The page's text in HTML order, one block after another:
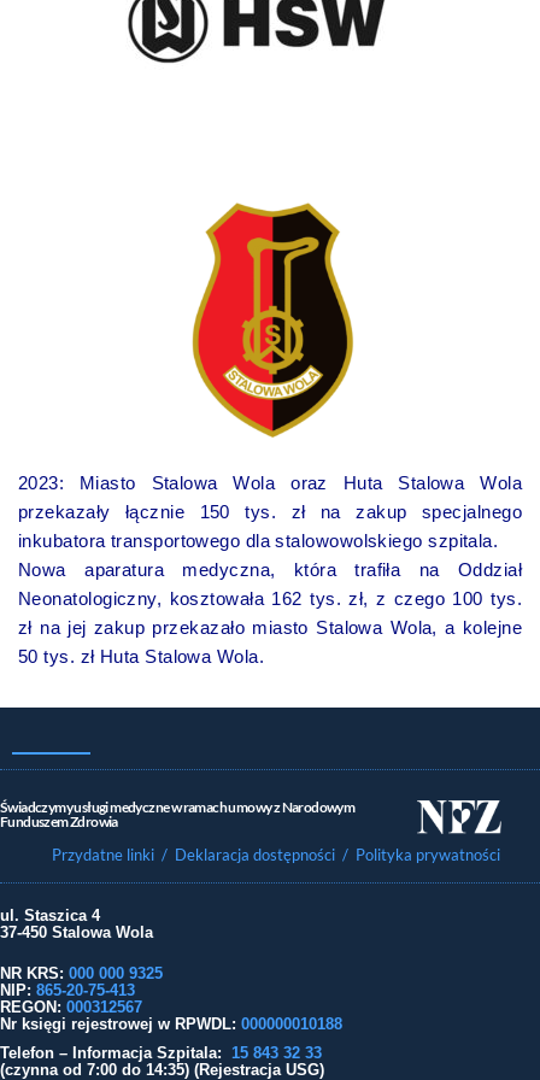
2023: Miasto Stalowa Wola oraz Huta Stalowa Wola
przekazały łącznie 150 tys. zł na zakup specjalnego
inkubatora transportowego dla stalowowolskiego szpitala.
Nowa aparatura medyczna, która trafiła na Oddział
Neonatologiczny, kosztowała 162 tys. zł, z czego 100 tys.
zł na jej zakup przekazało miasto Stalowa Wola, a kolejne
50 tys. zł Huta Stalowa Wola.
Świadczymy usługi medyczne w ramach umowy z Narodowym
Funduszem Zdrowia
Przydatne linki / Deklaracja dostępności / Polityka prywatności
ul. Staszica 4
37-450 Stalowa Wola
NR KRS: 000 000 9325
NIP: 865-20-75-413
REGON: 000312567
Nr księgi rejestrowej w RPWDL: 000000010188
Telefon – Informacja Szpitala: 15 843 32 33
(czynna od 7:00 do 14:35) (Rejestracja USG)